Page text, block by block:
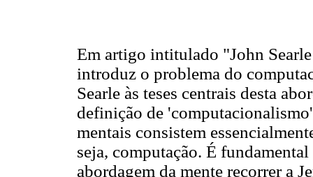
Em artigo intitulado "John
introduz o problema do
Searle às teses centrais desta
definição de
mentais consistem
seja, computação. É
abordagem da mente recorrer a